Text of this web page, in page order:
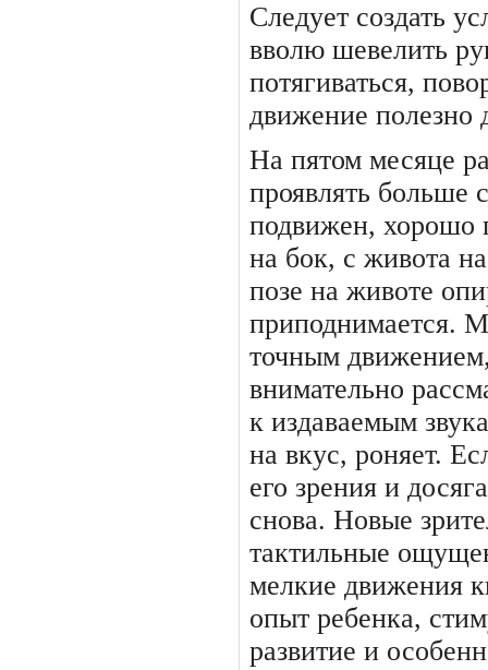
Следует создать
вволю шевелить
потягиваться,
движение полезно
На пятом месяце
про­являть больше
подвижен, хо­рошо
на бок, с живота
позе на животе
приподнимается.
точным
внимательно
к издаваемым
на вкус, роняет.
его зрения и
снова. Новые
тактильные
мелкие движения
опыт ребенка,
развитие и